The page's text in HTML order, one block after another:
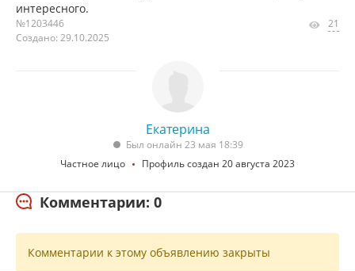
интересного.
№1203446
Создано: 29.10.2025
21
Екатерина
Был онлайн 23 мая 18:39
Частное лицо
Профиль создан 20 августа 2023
Комментарии: 0
Комментарии к этому объявлению закрыты